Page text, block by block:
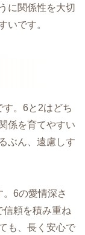
に関係性を大切
いです。
。6と2はどち
係を育てやすい
ぶん、遠慮しす
6の愛情深さ
信頼を積み重ね
も、長く安心で